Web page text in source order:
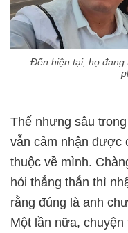
Đến hiện tại, họ đang
Thế nhưng sâu
vẫn cảm nhận được
thuộc về mình.
hỏi thẳng thắn thì
rằng đúng là anh
Một lần nữa,